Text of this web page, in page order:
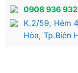
0908 936 932
K.2/59, Hẻm
Hòa, Tp.Biên